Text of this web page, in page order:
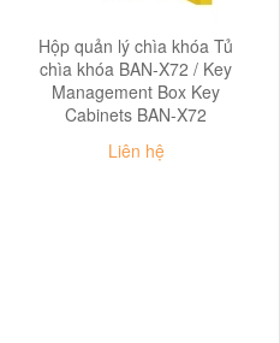
Hộp quản lý chìa khóa Tủ
chìa khóa BAN-X72 / Key
Management Box Key
Cabinets BAN-X72
Liên hệ